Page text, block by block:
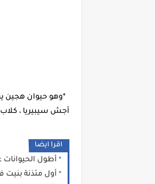
*وهو حيوان هجين
أجش سيبيريا ،
اقرا ايضا
أطول الحيوانات
أول مئذنة بنيت